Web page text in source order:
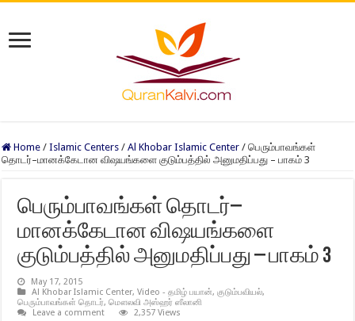
Home / Islamic Centers / Al Khobar Islamic Center / பெரும்பாவங்கள்
தொடர்–மானக்கேடான விஷயங்களை குடும்பத்தில் அனுமதிப்பது – பாகம் 3
பெரும்பாவங்கள் தொடர்–
மானக்கேடான விஷயங்களை
குடும்பத்தில் அனுமதிப்பது – பாகம் 3
May 17, 2015
Al Khobar Islamic Center,Video - தமிழ் பயான்,குடும்பவியல்,
பெரும்பாவங்கள் தொடர்,மௌலவி அஸ்ஹர் ஸீலானி
Leave a comment
2,357 Views